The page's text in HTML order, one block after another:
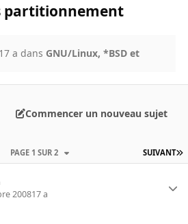
partitionnement
17 a dans GNU/Linux, *BSD et
Commencer un nouveau sujet
SUIVANT
PAGE 1 SUR 2
200817 a